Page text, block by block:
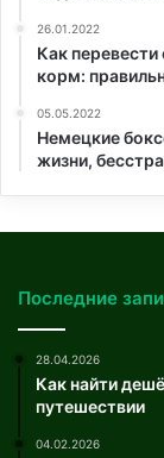
26.01.2022
Как перевести
корм:
05.05.2022
Немецкие
жизни,
Последние
28.04.2026
Как найти
путешествии
04.02.2026